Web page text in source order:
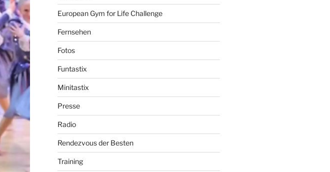
European Gym for Life Challenge
Fernsehen
Fotos
Funtastix
Minitastix
Presse
Radio
Rendezvous der Besten
Training